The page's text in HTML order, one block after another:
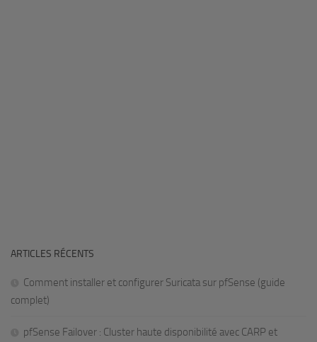
ARTICLES RÉCENTS
Comment installer et configurer Suricata sur pfSense (guide
complet)
pfSense Failover : Cluster haute disponibilité avec CARP et